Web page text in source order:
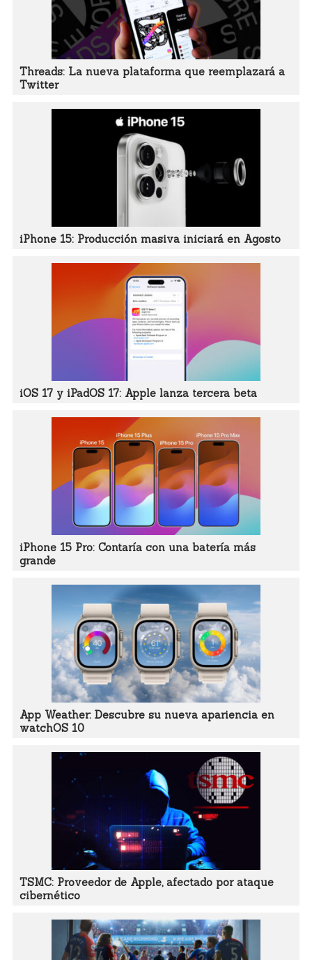
Threads: La nueva plataforma que reemplazará a
Twitter
iPhone 15: Producción masiva iniciará en Agosto
iOS 17 y iPadOS 17: Apple lanza tercera beta
iPhone 15 Pro: Contaría con una batería más
grande
App Weather: Descubre su nueva apariencia en
watchOS 10
TSMC: Proveedor de Apple, afectado por ataque
cibernético